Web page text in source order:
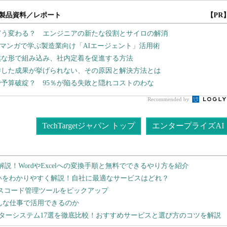
品資料／レポート 【PR】
う変わる？ エンジニアの新たな役割とサイロの解消
ンガで学ぶ製造業向け「AIエージェント」活用術
形で組み込み、社内定着を促進する方法
た成果が挙げられない、その原因と解決方法とは
算破綻？ 95％が陥る失敗と隠れコストのわな
Recommended by
TechTargetジャパン トップ エンタープライズAI
説！WordやExcelへの変換手順と無料でできるやり方を紹介
をわかりやすく解説！自社に最適なサービスはどれ？
コード管理ツールをピックアップ
な仕事で活用できるのか
ーシステム17選を徹底比較！おすすめサービスと選び方のコツを解説